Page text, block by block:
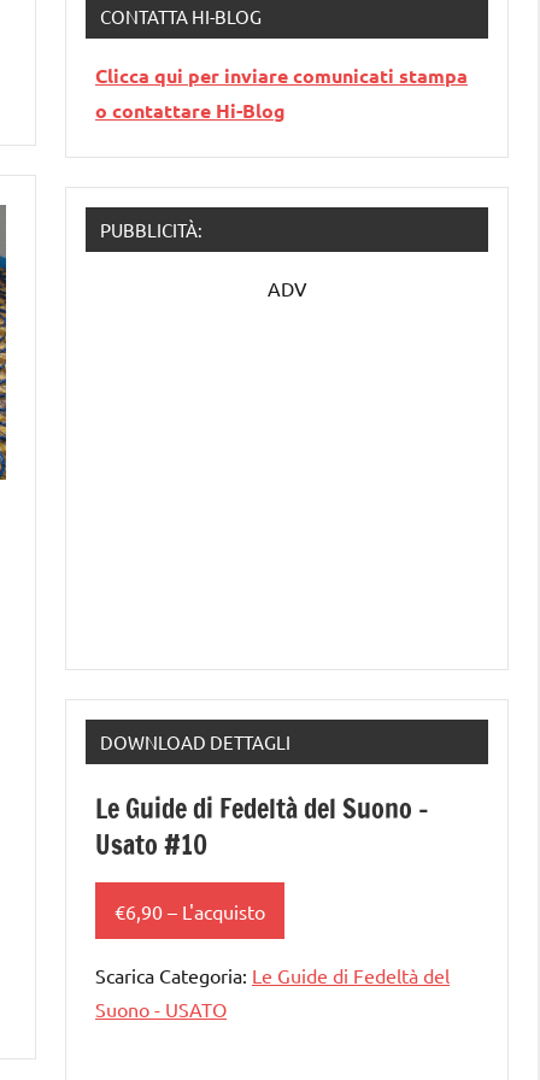
CONTATTA HI-BLOG
Clicca qui per inviare comunicati stampa
o contattare Hi-Blog
PUBBLICITÀ:
ADV
DOWNLOAD DETTAGLI
Le Guide di Fedeltà del Suono –
Usato #10
€6,90 – L'acquisto
Scarica Categoria: Le Guide di Fedeltà del
Suono - USATO